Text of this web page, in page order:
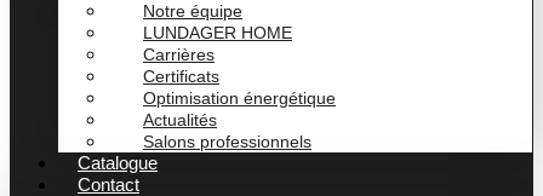
Notre équipe
LUNDAGER HOME
Carrières
Certificats
Optimisation énergétique
Actualités
Salons professionnels
Catalogue
Contact